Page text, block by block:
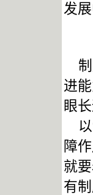
发
制
进
眼
以
障
就
有